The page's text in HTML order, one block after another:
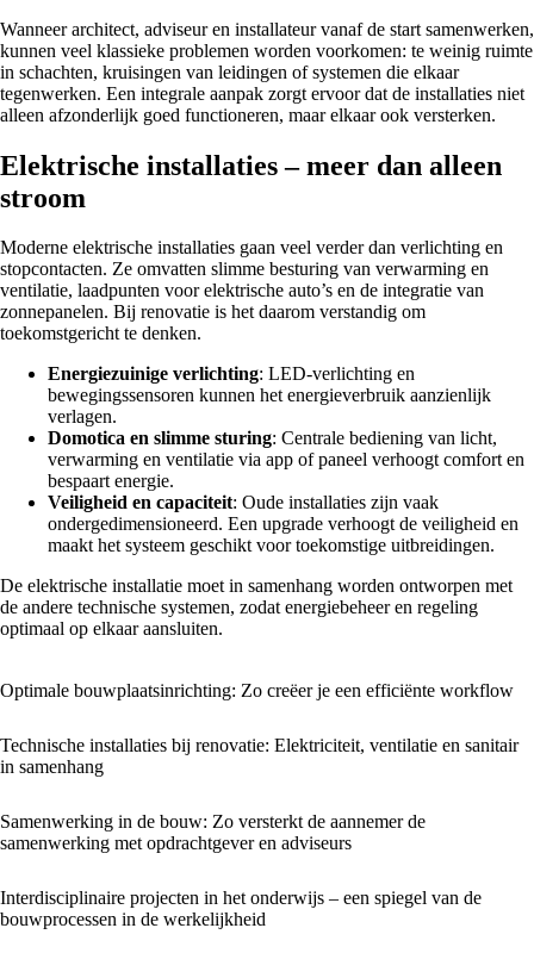
Wanneer architect, adviseur en installateur vanaf de start samenwerken,
kunnen veel klassieke problemen worden voorkomen: te weinig ruimte
in schachten, kruisingen van leidingen of systemen die elkaar
tegenwerken. Een integrale aanpak zorgt ervoor dat de installaties niet
alleen afzonderlijk goed functioneren, maar elkaar ook versterken.
Elektrische installaties – meer dan alleen
stroom
Moderne elektrische installaties gaan veel verder dan verlichting en
stopcontacten. Ze omvatten slimme besturing van verwarming en
ventilatie, laadpunten voor elektrische auto’s en de integratie van
zonnepanelen. Bij renovatie is het daarom verstandig om
toekomstgericht te denken.
Energiezuinige verlichting: LED-verlichting en
bewegingssensoren kunnen het energieverbruik aanzienlijk
verlagen.
Domotica en slimme sturing: Centrale bediening van licht,
verwarming en ventilatie via app of paneel verhoogt comfort en
bespaart energie.
Veiligheid en capaciteit: Oude installaties zijn vaak
ondergedimensioneerd. Een upgrade verhoogt de veiligheid en
maakt het systeem geschikt voor toekomstige uitbreidingen.
De elektrische installatie moet in samenhang worden ontworpen met
de andere technische systemen, zodat energiebeheer en regeling
optimaal op elkaar aansluiten.
Optimale bouwplaatsinrichting: Zo creëer je een efficiënte workflow
Technische installaties bij renovatie: Elektriciteit, ventilatie en sanitair
in samenhang
Samenwerking in de bouw: Zo versterkt de aannemer de
samenwerking met opdrachtgever en adviseurs
Interdisciplinaire projecten in het onderwijs – een spiegel van de
bouwprocessen in de werkelijkheid